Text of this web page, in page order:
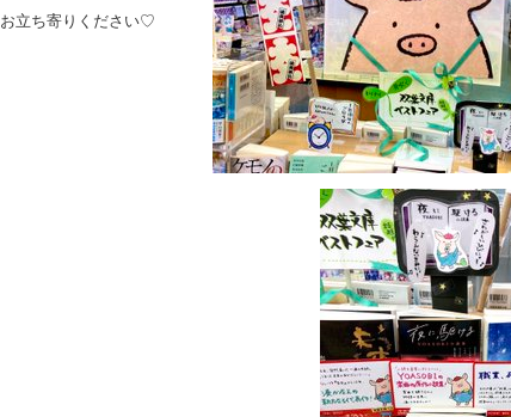
立ち寄りください♡